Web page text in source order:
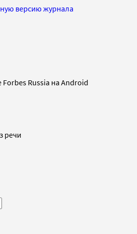
версию журнала
Russia на Android
речи